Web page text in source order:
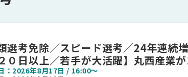
選考免除／スピード選考／24年連続
０日以上／若手が大活躍】丸西産業
説明会
：2026年8月17日 / 16:00〜